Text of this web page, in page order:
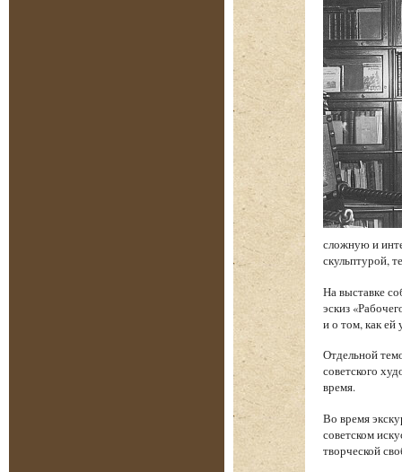
сложную и
скульптурой,
На выставке
эскиз
и о том, как ей
Отдельной
советского
время.
Во время
советском
творческой